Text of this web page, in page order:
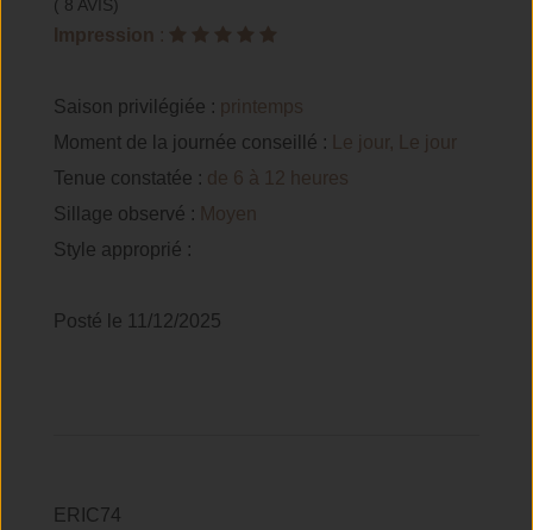
( 8 AVIS)
Impression :
Saison privilégiée : printemps
Moment de la journée conseillé :
Le jour, Le jour
Tenue constatée : de 6 à 12 heures
Sillage observé : Moyen
Style approprié :
Posté le 11/12/2025
ERIC74